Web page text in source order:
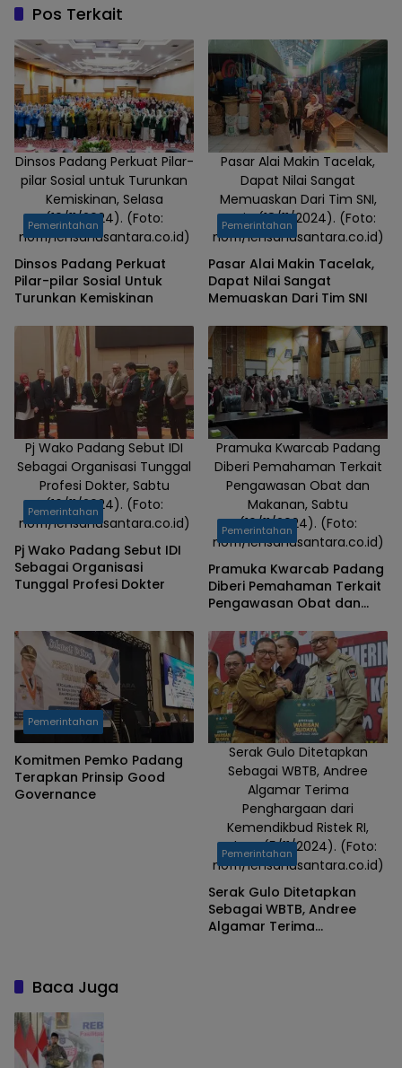
Tertinggi, Kamis
nofri/lensanusantara.co.id)
Pos Terkait
Dinsos Padang Perkuat Pilar-
pilar Sosial untuk Turunkan
Kemiskinan, Selasa
(19/11/2024). (Foto:
nofri/lensanusantara.co.id)
Pemerintahan
Dinsos Padang Perkuat
Pilar-pilar Sosial Untuk
Turunkan Kemiskinan
Pasar Alai Makin Tacelak,
Dapat Nilai Sangat
Memuaskan Dari Tim SNI,
Senin (18/11/2024). (Foto:
nofri/lensanusantara.co.id)
Pemerintahan
Pasar Alai Makin Tacelak,
Dapat Nilai Sangat
Memuaskan Dari Tim SNI
Pj Wako Padang Sebut IDI
Sebagai Organisasi Tunggal
Profesi Dokter, Sabtu
(16/11/2024). (Foto:
nofri/lensanusantara.co.id)
Pemerintahan
Pj Wako Padang Sebut IDI
Sebagai Organisasi
Tunggal Profesi Dokter
Pramuka Kwarcab Padang
Diberi Pemahaman Terkait
Pengawasan Obat dan
Makanan, Sabtu
(16/11/2024). (Foto:
nofri/lensanusantara.co.id)
Pemerintahan
Pramuka Kwarcab Padang
Diberi Pemahaman Terkait
Pengawasan Obat dan
Pemerintahan
Komitmen Pemko Padang
Terapkan Prinsip Good
Governance
Serak Gulo Ditetapkan
Sebagai WBTB, Andree
Algamar Terima
Penghargaan dari
Kemendikbud Ristek RI,
Selasa (5/11/2024). (Foto:
nofri/lensanusantara.co.id)
Pemerintahan
Serak Gulo Ditetapkan
Sebagai WBTB, Andree
Algamar Terima
Baca Juga